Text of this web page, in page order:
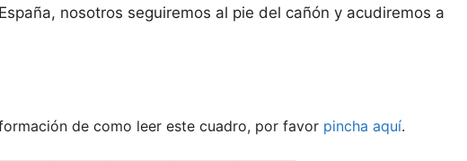
nosotros seguiremos al pie del cañón y acudiremos a
de como leer este cuadro, por favor pincha aquí.